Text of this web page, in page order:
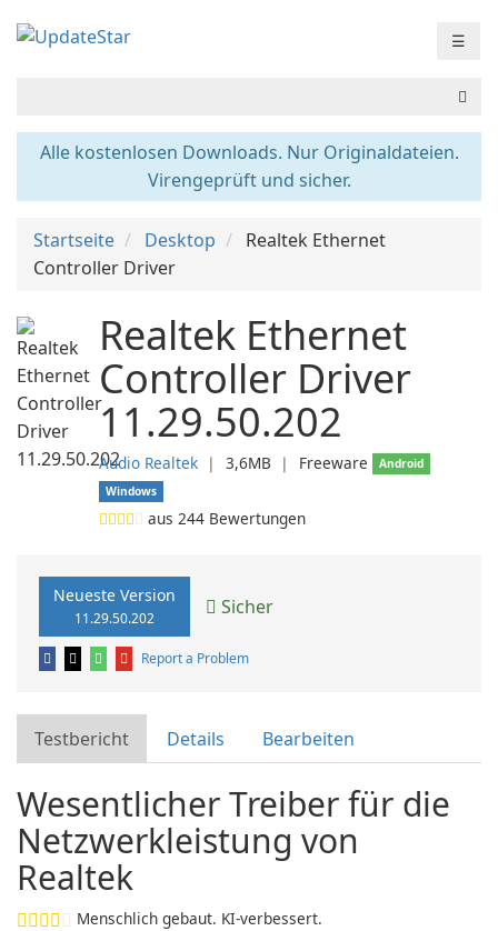
☰
Alle kostenlosen Downloads. Nur Originaldateien.
Virengeprüft und sicher.
Startseite Desktop
Realtek Ethernet
Controller Driver
Realtek Ethernet
Controller Driver
11.29.50.202
Audio Realtek ❘ 3,6MB ❘ Freeware
Android
Windows
aus 244 Bewertungen
Neueste Version
11.29.50.202 Sicher
Report a Problem
Testbericht Details Bearbeiten
Wesentlicher Treiber für die
Netzwerkleistung von
Realtek
Menschlich gebaut. KI-verbessert.